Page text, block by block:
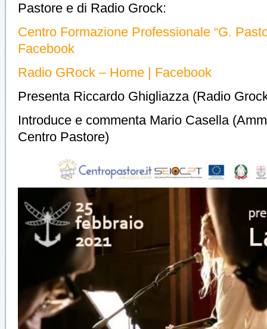
Pastore e di Radio Grock:
Centro Formazione Professionale “G.
Facebook
Radio GRock – Home | Facebook
Presenta Riccardo Ghigliazza (Radio
Introduce e commenta Mario Casella
Centro Pastore)